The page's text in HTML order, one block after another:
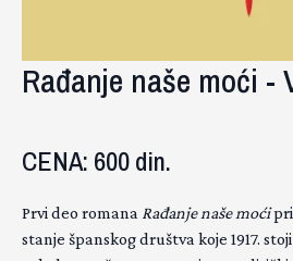
Rađanje naše moći -
CENA: 600 din.
Prvi deo romana Rađanje naše moći
stanje španskog društva koje 1917.